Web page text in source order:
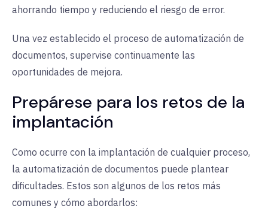
ahorrando tiempo y reduciendo el riesgo de error.
Una vez establecido el proceso de automatización de
documentos, supervise continuamente las
oportunidades de mejora.
Prepárese para los retos de la
implantación
Como ocurre con la implantación de cualquier proceso,
la automatización de documentos puede plantear
dificultades. Estos son algunos de los retos más
comunes y cómo abordarlos: